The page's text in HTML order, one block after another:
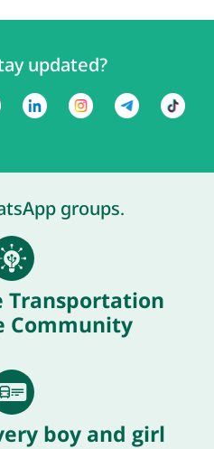
updated?
groups.
Transportation
Community
boy and girl